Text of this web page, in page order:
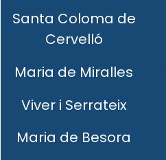
Santa Coloma de
Cervelló
Maria de Miralles
Viver i Serrateix
Maria de Besora